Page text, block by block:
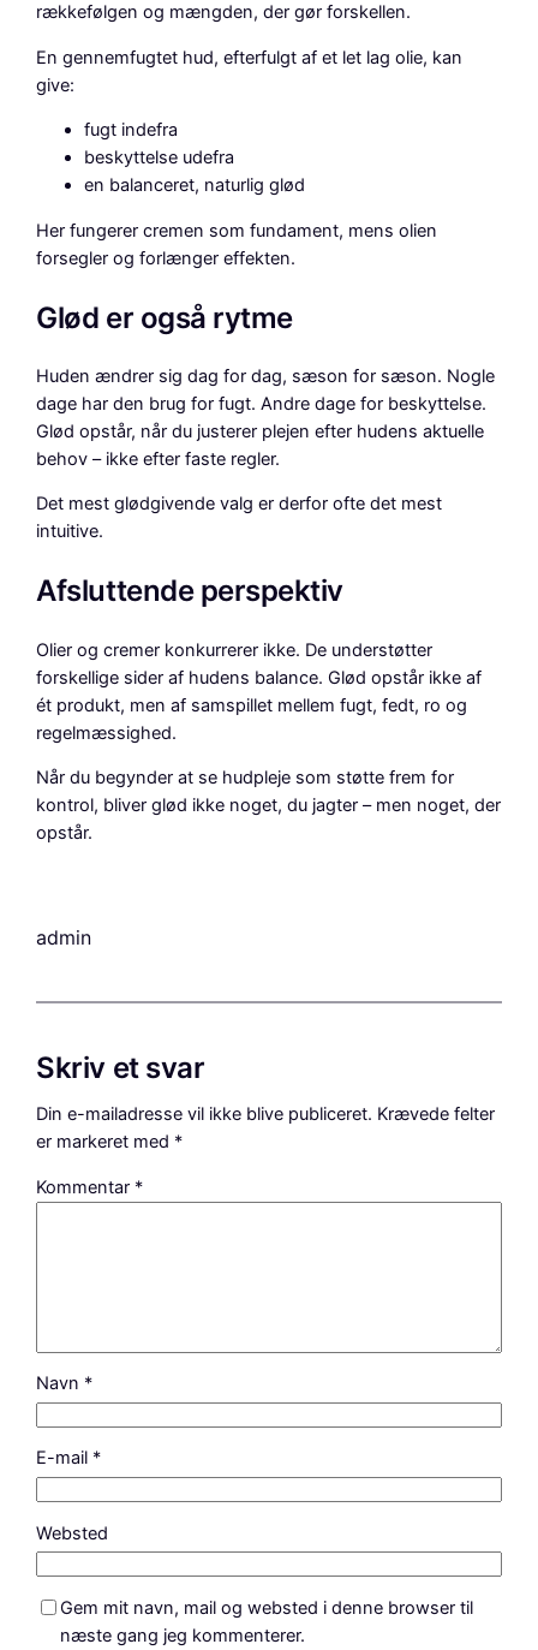
rækkefølgen og mængden, der gør forskellen.
En gennemfugtet hud, efterfulgt af et let lag olie, kan
give:
fugt indefra
beskyttelse udefra
en balanceret, naturlig glød
Her fungerer cremen som fundament, mens olien
forsegler og forlænger effekten.
Glød er også rytme
Huden ændrer sig dag for dag, sæson for sæson. Nogle
dage har den brug for fugt. Andre dage for beskyttelse.
Glød opstår, når du justerer plejen efter hudens aktuelle
behov – ikke efter faste regler.
Det mest glødgivende valg er derfor ofte det mest
intuitive.
Afsluttende perspektiv
Olier og cremer konkurrerer ikke. De understøtter
forskellige sider af hudens balance. Glød opstår ikke af
ét produkt, men af samspillet mellem fugt, fedt, ro og
regelmæssighed.
Når du begynder at se hudpleje som støtte frem for
kontrol, bliver glød ikke noget, du jagter – men noget, der
opstår.
admin
Skriv et svar
Din e-mailadresse vil ikke blive publiceret. Krævede felter
er markeret med *
Kommentar *
Navn *
E-mail *
Websted
Gem mit navn, mail og websted i denne browser til
næste gang jeg kommenterer.